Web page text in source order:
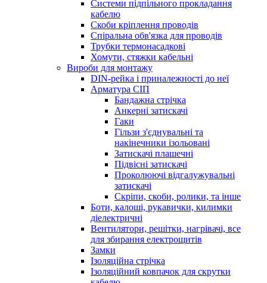
Системи підпільного прокладання
кабелю
Скоби кріплення проводів
Спіральна обв'язка для проводів
Трубки термонасадкові
Хомути, стяжки кабельні
Вироби для монтажу
DIN-рейка і приналежності до неї
Арматура СІП
Бандажна стрічка
Анкерні затискачі
Гаки
Гільзи з'єднувальні та
накінечники ізольовані
Затискачі плашечні
Підвісні затискачі
Проколюючі відгалужувальні
затискачі
Скріпи, скоби, ролики, та інше
Боти, калоші, рукавички, килимки
діелектричні
Вентилятори, решітки, нагрівачі, все
для збирання електрощитів
Замки
Ізоляційна стрічка
Ізоляційний ковпачок для скрутки